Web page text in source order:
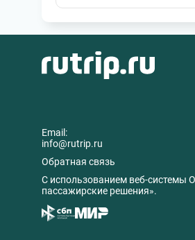
Email:
info@rutrip.ru
Обратная связь
C использованием веб-
пассажирские решения».